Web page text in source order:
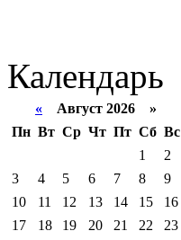
Календарь
« Август 2026 »
Пн Вт Ср Чт Пт Сб Вс
1
2
3
4 5 6 7 8
9
10
11 12 13 14 15
16
17
18 19 20 21 22
23